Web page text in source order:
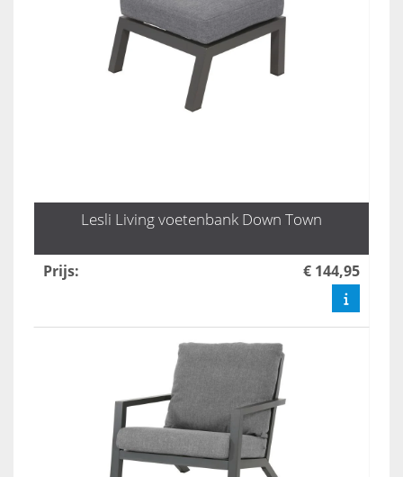
Lesli Living voetenbank Down Town
Prijs: € 144,95